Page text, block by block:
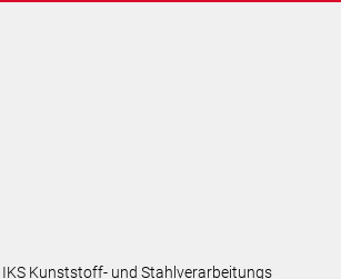
Kunststoff- und Stahlverarbeitungs